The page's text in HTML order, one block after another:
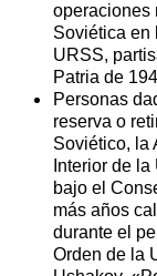
operaciones
Soviética en
URSS,
Patria de
Personas
reserva o
Soviético, la
Interior de
bajo el
más años
durante el
Orden de la